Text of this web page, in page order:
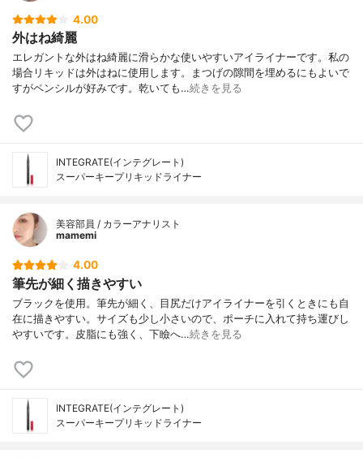
4.00
外はね綺麗
エレガントな外はね綺麗に滑らかな使いやすいアイライナーです。私の
場合リキッドは外はねに使用します。まつげの隙間を埋めるにもよいで
すがペンシルが好みです。乾いても…続きを見る
INTEGRATE(インテグレート)
スーパーキープリキッドライナー
美容部員 / カラーアナリスト
mamemi
4.00
筆先が細く描きやすい
ブラックを使用。筆先が細く、目尻だけアイライナーを引くときにも自
在に描きやすい。サイズも少し小さいので、ポーチに入れて持ち運びし
やすいです。皮脂にも強く、下瞼へ…続きを見る
INTEGRATE(インテグレート)
スーパーキープリキッドライナー